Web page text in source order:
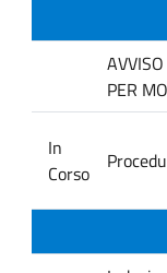
PER
In
Corso